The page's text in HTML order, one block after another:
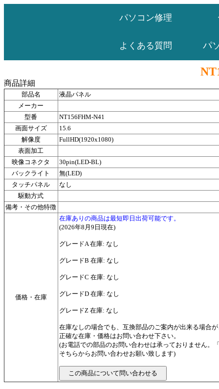
パソコン修理
よくある質問 パ
商品詳細
部品名
液晶パネル
メーカー
型番
NT156FHM-N41
画面サイズ
15.6
解像度
FullHD(1920x1080)
表面加工
映像コネクタ
30pin(LED-BL)
バックライト
無(LED)
タッチパネル
なし
駆動方式
備考・その他特徴
価格・在庫
在庫ありの商品は最短即日出荷可能です。
(2026年8月9日現在)
グレードA 在庫: なし
グレードB 在庫: なし
グレードC 在庫: なし
グレードD 在庫: なし
グレードZ 在庫: なし
在庫なしの場合でも、互換部品のご案内が出来る場合
正確な在庫・価格はお問い合わせ下さい。
(お電話での部品のお問い合わせは承っておりません。
そちらからお問い合わせお願い致します)